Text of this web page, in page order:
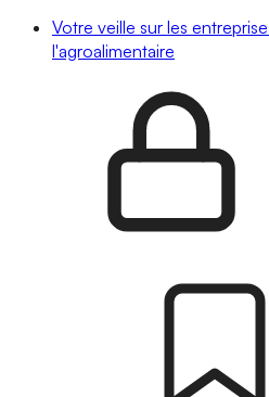
Votre veille sur les
l'agroalimentaire